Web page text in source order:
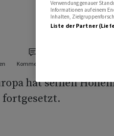
Kommentare
hat seinen
fortgesetzt.
Verwendung genauer
Informationen auf einem
Inhalten,
Liste der Partner